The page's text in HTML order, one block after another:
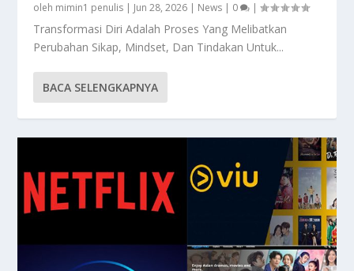
oleh mimin1 penulis | Jun 28, 2026 | News | 0 |
Transformasi Diri Adalah Proses Yang Melibatkan
Perubahan Sikap, Mindset, Dan Tindakan Untuk...
BACA SELENGKAPNYA